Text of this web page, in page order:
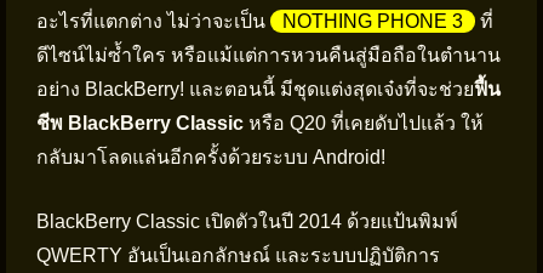
อะไรที่แตกต่าง ไม่ว่าจะเป็น
NOTHING PHONE 3
ที่
ดีไซน์ไม่ซ้ำใคร หรือแม้แต่การหวนคืนสู่มือถือในตำนาน
อย่าง BlackBerry! และตอนนี้ มีชุดแต่งสุดเจ๋งที่จะช่วยฟื้น
ชีพ BlackBerry Classic หรือ Q20 ที่เคยดับไปแล้ว ให้
กลับมาโลดแล่นอีกครั้งด้วยระบบ Android!
BlackBerry Classic เปิดตัวในปี 2014 ด้วยแป้นพิมพ์
QWERTY อันเป็นเอกลักษณ์ และระบบปฏิบัติการ